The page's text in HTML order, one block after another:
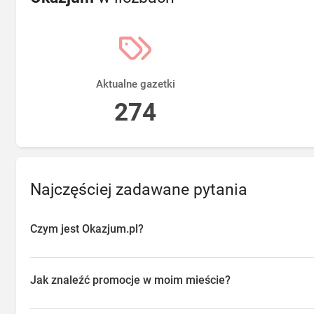
Aktualne gazetki
274
Najczęściej zadawane pytania
Czym jest Okazjum.pl?
przeglądać aktualne promocje w sklepach w Twojej okolicy,
Jak znaleźć promocje w moim mieście?